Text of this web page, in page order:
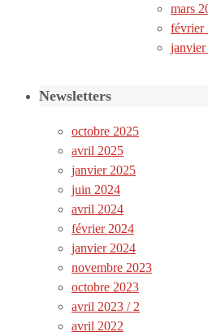
mars
février
Newsletters
octobre 2025
avril 2025
janvier 2025
juin 2024
avril 2024
février 2024
janvier 2024
novembre 2023
octobre 2023
avril 2023 / 2
avril 2022